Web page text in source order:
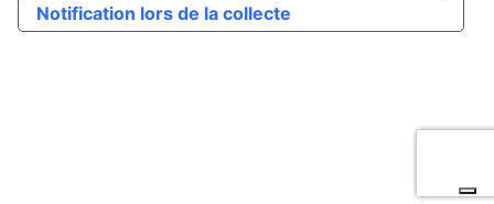
Notification lors de la collecte